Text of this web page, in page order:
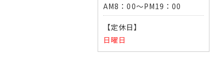
AM8：00～PM19：00
【定休日】
日曜日